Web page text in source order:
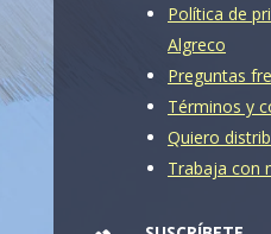
Política de
Algreco
Preguntas
Términos y
Quiero
Trabaja con